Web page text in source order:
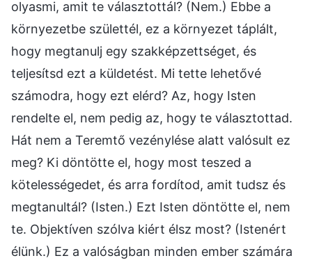
olyasmi, amit te választottál? (Nem.) Ebbe a
környezetbe születtél, ez a környezet táplált,
hogy megtanulj egy szakképzettséget, és
teljesítsd ezt a küldetést. Mi tette lehetővé
számodra, hogy ezt elérd? Az, hogy Isten
rendelte el, nem pedig az, hogy te választottad.
Hát nem a Teremtő vezénylése alatt valósult ez
meg? Ki döntötte el, hogy most teszed a
kötelességedet, és arra fordítod, amit tudsz és
megtanultál? (Isten.) Ezt Isten döntötte el, nem
te. Objektíven szólva kiért élsz most? (Istenért
élünk.) Ez a valóságban minden ember számára